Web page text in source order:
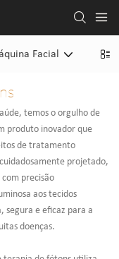
Facial
temos o orgulho de
produto inovador que
de tratamento
projetado,
com precisão
aos tecidos
segura e eficaz para a
doenças.